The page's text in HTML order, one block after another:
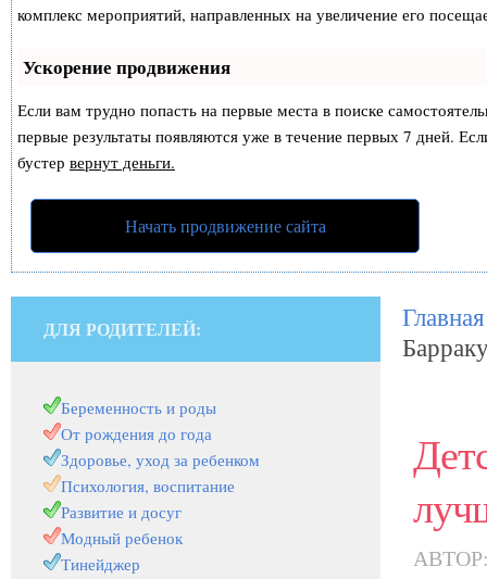
комплекс мероприятий, направленных на увеличение его
Ускорение продвижения
Если вам трудно попасть на первые места в поиске
первые результаты появляются уже в течение первых 7 дней.
бустер вернут деньги.
Начать продвижение сайта
Главная
ДЛЯ РОДИТЕЛЕЙ:
Беременность и роды
От рождения до года
Здоровье, уход за ребенком
Психология, воспитание
Развитие и досуг
Модный ребенок
Тинейджер